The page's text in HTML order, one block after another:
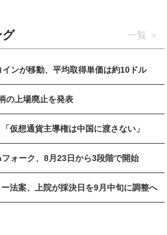
グ 一覧
ンが移動、平均取得単価は約10ドル
の上場廃止を発表
仮想通貨主導権は中国に渡さない」
ォーク、8月23日から3段階で開始
法案、上院が採決日を9月中旬に調整へ